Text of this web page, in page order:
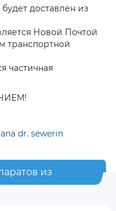
доставлен из
Новой Почтой
транспортной
частичная
dr. sewerin
из